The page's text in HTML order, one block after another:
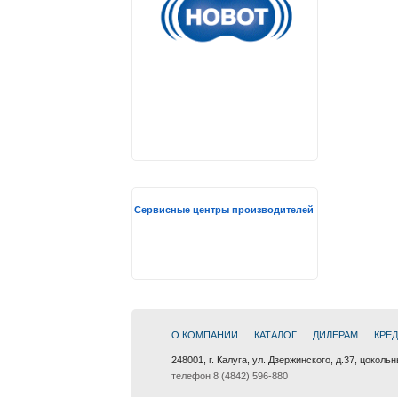
Сервисные центры производителей
О КОМПАНИИ КАТАЛОГ ДИЛЕРАМ
248001, г. Калуга, ул. Дзержинского, д.37,
телефон 8 (4842) 596-880